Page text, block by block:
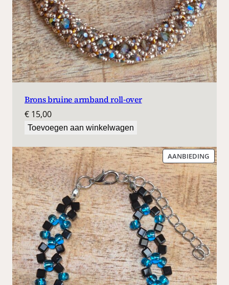
Brons bruine armband roll-over
€ 15,00
Toevoegen aan winkelwagen
AANBIEDING
IN
DE